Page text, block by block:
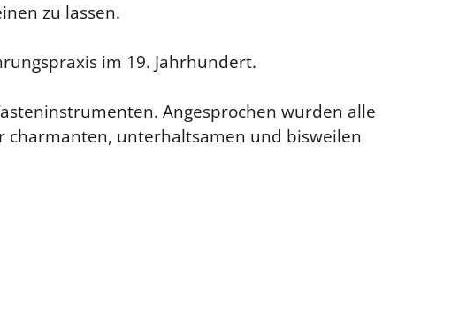
zu lassen.
im 19. Jahrhundert.
Angesprochen wurden alle
charmanten, unterhaltsamen und bisweilen